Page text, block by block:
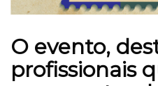
O evento,
profissionais